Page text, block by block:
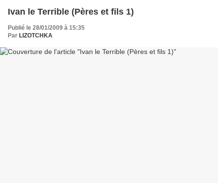
Ivan le Terrible (Pères et fils 1)
Publié le 28/01/2009 à 15:35
Par LIZOTCHKA